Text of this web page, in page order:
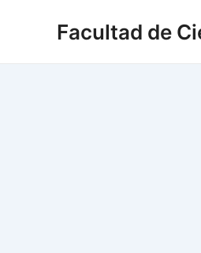
Facultad de